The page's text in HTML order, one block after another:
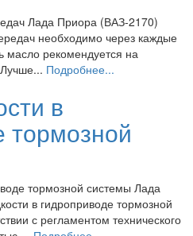
Лада Приора (ВАЗ-2170)
необходимо через каждые
масло рекомендуется на
Подробнее...
в
тормозной
тормозной системы Лада
в гидроприводе тормозной
с регламентом технического